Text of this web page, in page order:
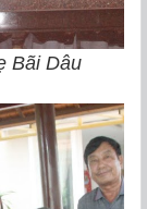
Bãi Dâu